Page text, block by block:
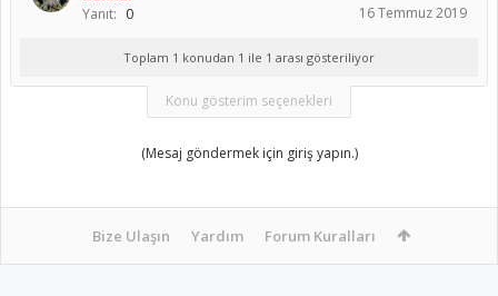
Yanıt: 0 16 Temmuz 2019
Toplam 1 konudan 1 ile 1 arası gösteriliyor
Konu gösterim seçenekleri
(Mesaj göndermek için giriş yapın.)
Bize Ulaşın Yardım Forum Kuralları